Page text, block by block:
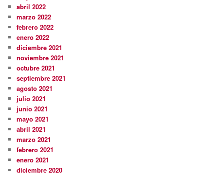
abril 2022
marzo 2022
febrero 2022
enero 2022
diciembre 2021
noviembre 2021
octubre 2021
septiembre 2021
agosto 2021
julio 2021
junio 2021
mayo 2021
abril 2021
marzo 2021
febrero 2021
enero 2021
diciembre 2020